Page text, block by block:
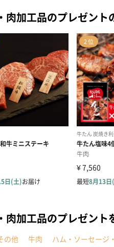
肉加工品のプレゼント
肉加工品のプレゼン
の他 牛肉 ハム・ソーセージ